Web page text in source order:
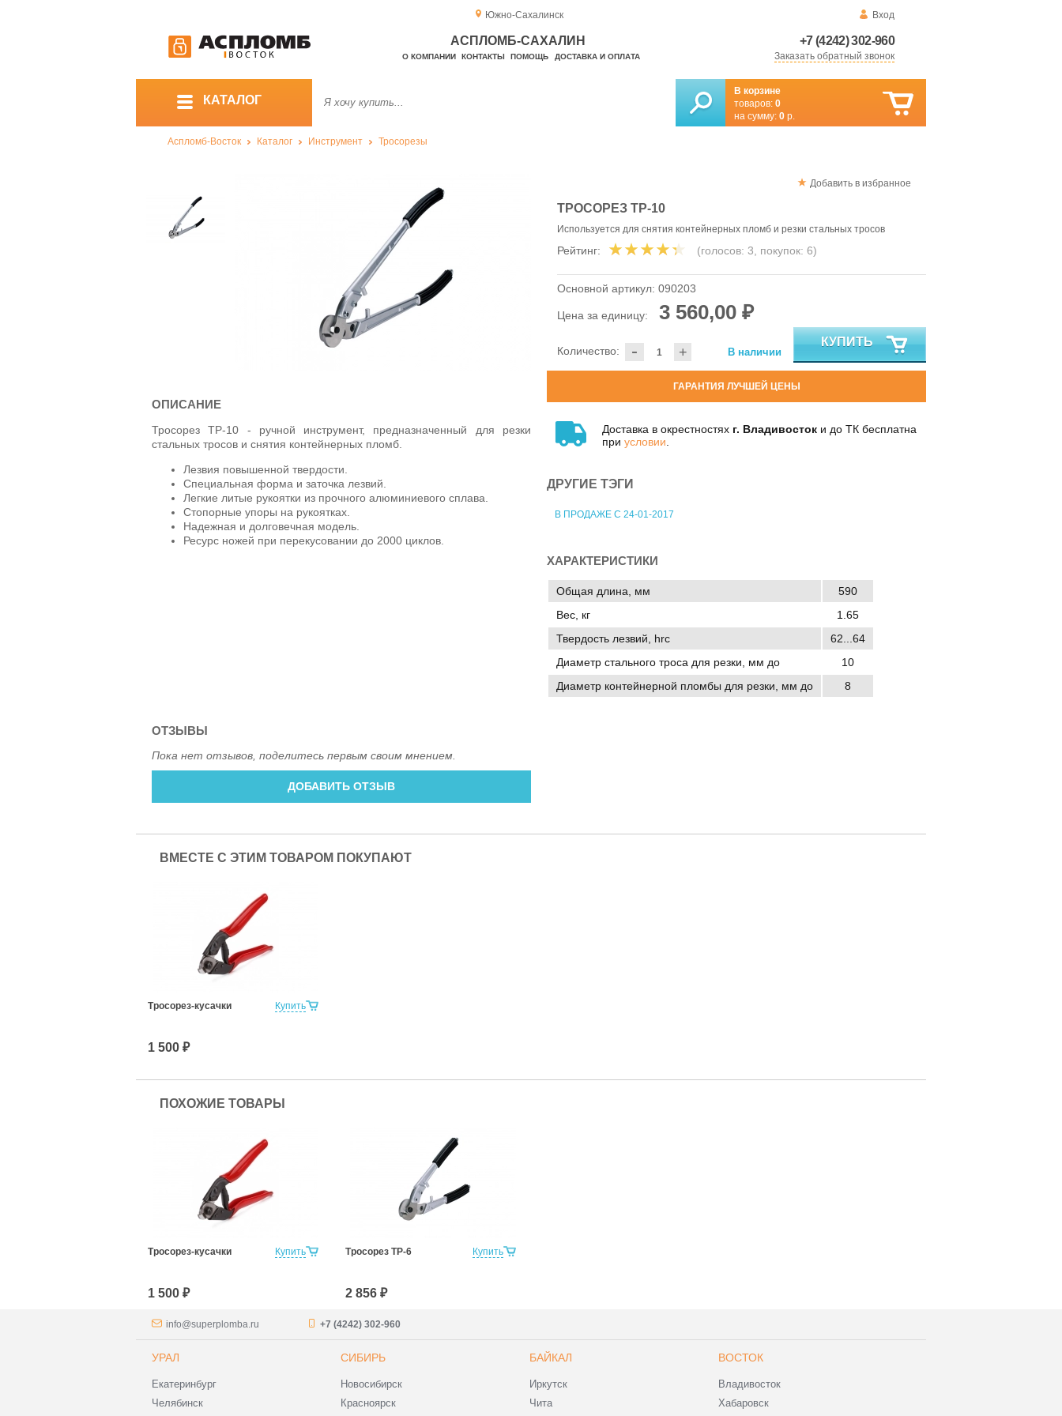
Южно-Сахалинск Вход
+7 (4242) 302-960
Заказать обратный звонок
АСПЛОМБ-САХАЛИН
О КОМПАНИИ КОНТАКТЫ ПОМОЩЬ ДОСТАВКА И ОПЛАТА
КАТАЛОГ
В корзине
товаров: 0
на сумму: 0 р.
Аспломб-Восток Каталог Инструмент Тросорезы
Добавить в избранное
ТРОСОРЕЗ ТР-10
Используется для снятия контейнерных пломб и резки стальных тросов
Рейтинг: (голосов: 3, покупок: 6)
Основной артикул: 090203
Цена за единицу: 3 560,00 ₽
- +
Количество: В наличии
КУПИТЬ
ГАРАНТИЯ ЛУЧШЕЙ ЦЕНЫ
Доставка в окрестностях г. Владивосток и до ТК бесплатна
при условии
ДРУГИЕ ТЭГИ
В ПРОДАЖЕ С 24-01-2017
ОПИСАНИЕ
Тросорез ТР-10 - ручной инструмент, предназначенный для резки
стальных тросов и снятия контейнерных пломб.
Лезвия повышенной твердости.
Специальная форма и заточка лезвий.
Легкие литые рукоятки из прочного алюминиевого сплава.
Стопорные упоры на рукоятках.
Надежная и долговечная модель.
Ресурс ножей при перекусовании до 2000 циклов.
ХАРАКТЕРИСТИКИ
Общая длина, мм
590
Вес, кг
1.65
Твердость лезвий, hrc
62...64
Диаметр стального троса для резки, мм до
10
Диаметр контейнерной пломбы для резки, мм до
8
ОТЗЫВЫ
Пока нет отзывов, поделитесь первым своим мнением.
ДОБАВИТЬ ОТЗЫВ
ВМЕСТЕ С ЭТИМ ТОВАРОМ ПОКУПАЮТ
Купить
Тросорез-кусачки
1 500 ₽
ПОХОЖИЕ ТОВАРЫ
Купить
Тросорез-кусачки
1 500 ₽
Купить
Тросорез ТР-6
2 856 ₽
info@superplomba.ru +7 (4242) 302-960
УРАЛ
Екатеринбург
Челябинск
СИБИРЬ
Новосибирск
Красноярск
БАЙКАЛ
Иркутск
Чита
ВОСТОК
Владивосток
Хабаровск